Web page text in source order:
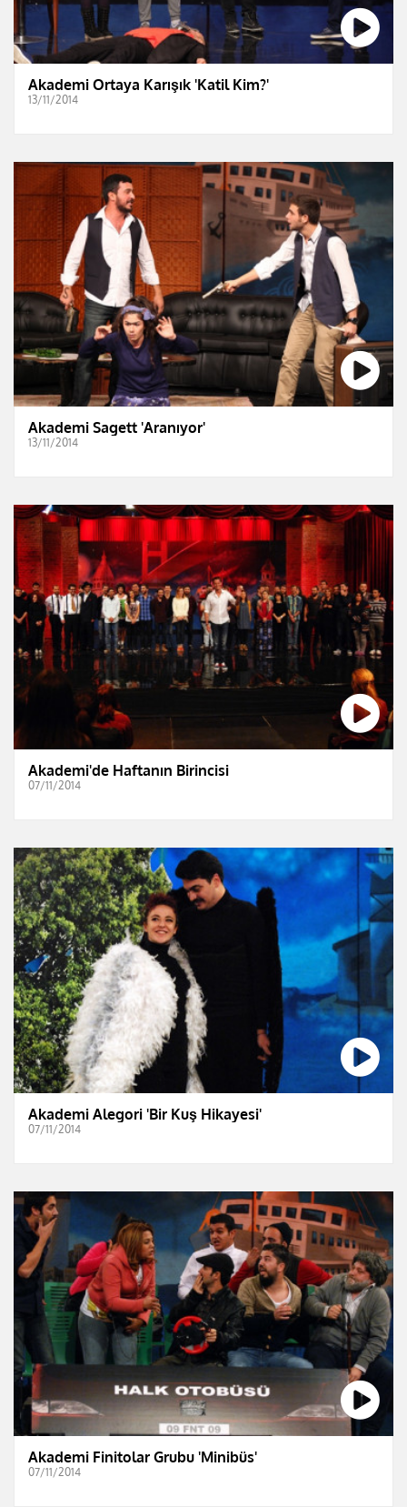
Akademi Ortaya Karışık 'Katil Kim?'
13/11/2014
Akademi Sagett 'Aranıyor'
13/11/2014
Akademi'de Haftanın Birincisi
07/11/2014
Akademi Alegori 'Bir Kuş Hikayesi'
07/11/2014
Akademi Finitolar Grubu 'Minibüs'
07/11/2014